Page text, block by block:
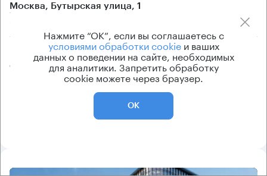
Москва, Бутырская улица, 1
от 645 000 ₽/кв.м
Cтоимость
от 135 290 000 ₽
рейтинг здания
Нажмите “ОК”, если вы соглашаетесь с
условиями обработки cookieи ваших
данных о поведении на сайте, необходимых
для аналитики. Запретить обработку
cookie можете через браузер.
ОК